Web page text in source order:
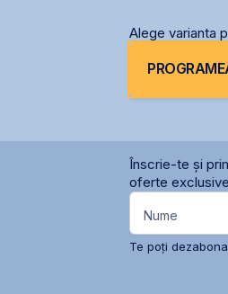
Alege varianta
Înscrie-te și
oferte
Nume
Te poți